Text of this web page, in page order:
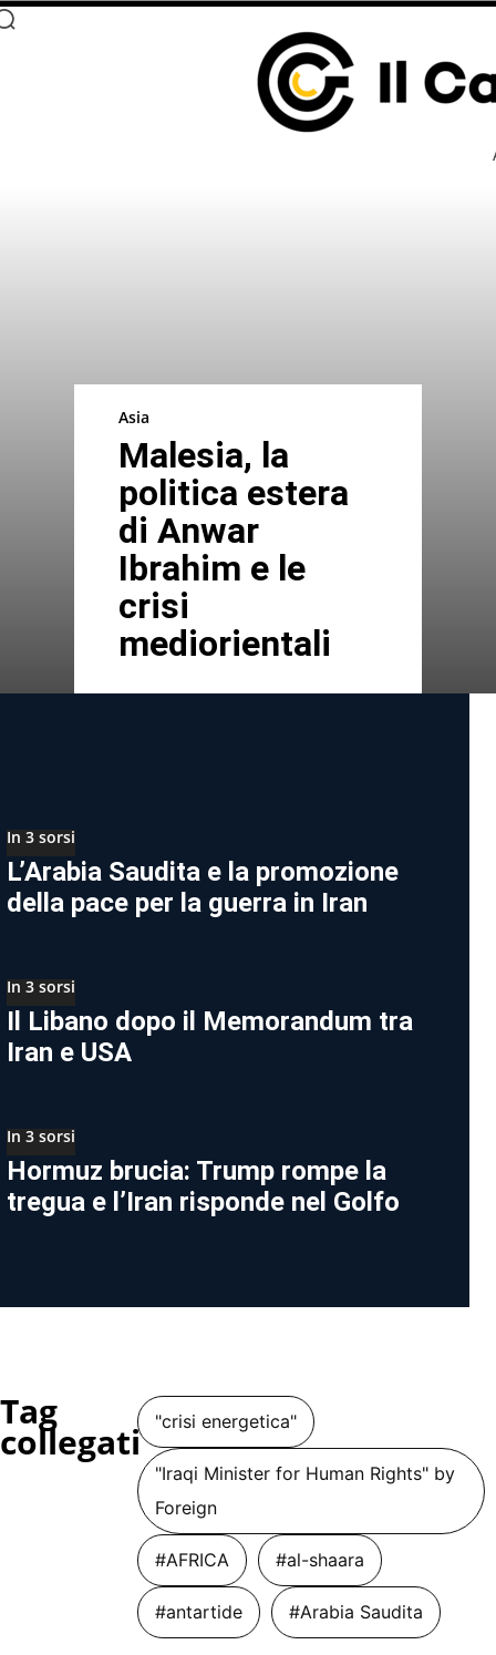
Asia
Malesia, la
politica estera
di Anwar
Ibrahim e le
crisi
mediorientali
In 3 sorsi
L’Arabia Saudita e la promozione
della pace per la guerra in Iran
In 3 sorsi
Il Libano dopo il Memorandum tra
Iran e USA
In 3 sorsi
Hormuz brucia: Trump rompe la
tregua e l’Iran risponde nel Golfo
Tag
collegati "crisi energetica"
"Iraqi Minister for Human Rights" by
Foreign
#AFRICA #al-shaara
#antartide #Arabia Saudita